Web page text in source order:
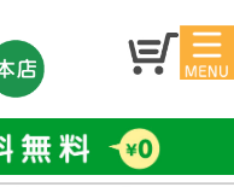
マイ
ジ